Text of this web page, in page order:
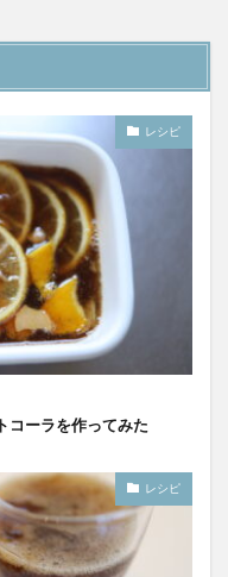
レシピ
コーラを作ってみた
レシピ